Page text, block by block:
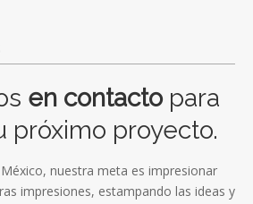
en contacto para
próximo proyecto.
nuestra meta es impresionar
impresiones, estampando las ideas y